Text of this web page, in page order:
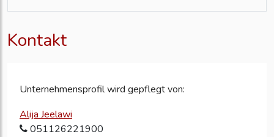
Kontakt
Unternehmensprofil wird gepflegt von:
Alija Jeelawi
051126221900